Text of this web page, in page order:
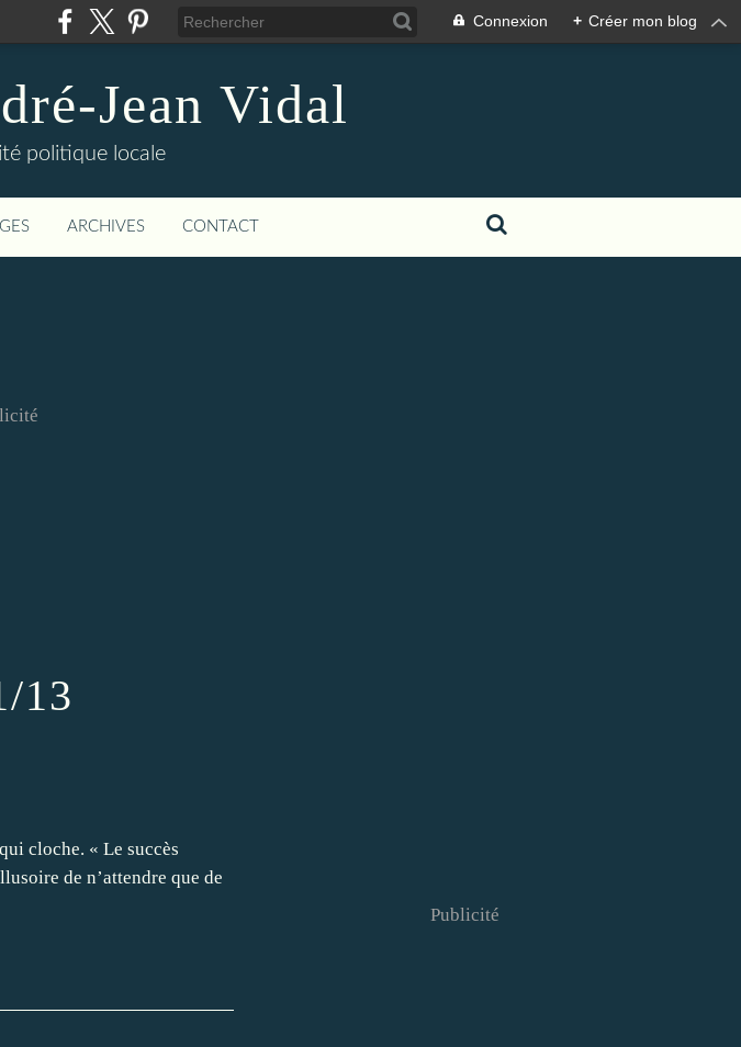
Connexion + Créer mon blog
Jean Vidal
politique locale
ARCHIVES CONTACT
13
cloche. « Le succès
de n’attendre que de
Publicité